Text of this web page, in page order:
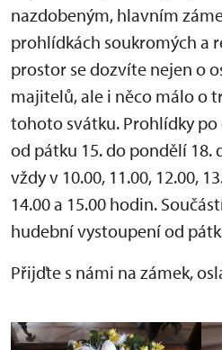
nazdobeným, hlavním
prohlídkách soukromých a
prostor se dozvíte nejen o
majitelů, ale i něco málo o
tohoto svátku. Prohlídky
od pátku 15. do pondělí 18.
vždy v 10.00, 11.00, 12.00,
14.00 a 15.00 hodin.
hudební vystoupení od
Přijďte s námi na zámek,